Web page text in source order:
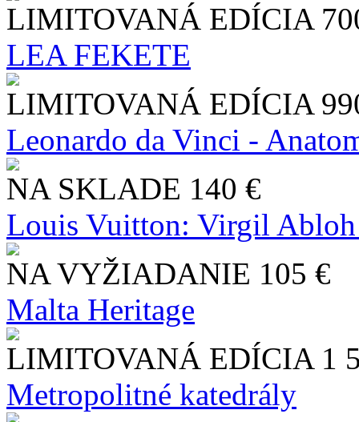
LIMITOVANÁ EDÍCIA
LEA FEKETE
LIMITOVANÁ EDÍCIA
Leonardo da Vinci -
NA SKLADE 140 €
Louis Vuitton: Virgil
NA VYŽIADANIE 105 €
Malta Heritage
LIMITOVANÁ EDÍCIA 1
Metropolitné katedrály